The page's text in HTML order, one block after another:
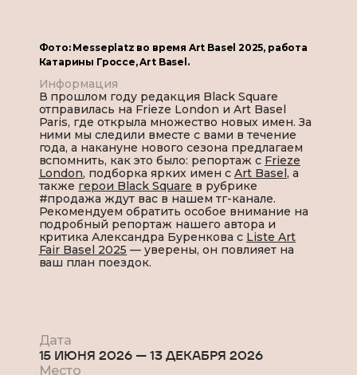
Фото: Messeplatz во время Art Basel 2025, работа
Катарины Гроссе, Art Basel.
Информация
В прошлом году редакция Black Square
отправилась на Frieze London и Art Basel
Paris, где открыла множество новых имен. За
ними мы следили вместе с вами в течение
года, а накануне нового сезона предлагаем
вспомнить, как это было: репортаж с Frieze
London, подборка ярких имен сArt Basel, а
также герои Black Square в рубрике
#продажа ждут вас в нашем тг-канале.
Рекомендуем обратить особое внимание на
подробный репортаж нашего автора и
критика Александра Буренкова с Liste Art
Fair Basel 2025 — уверены, он повлияет на
ваш план поездок.
Дата
15 ИЮНЯ 2026 —13 ДЕКАБРЯ 2026
Место